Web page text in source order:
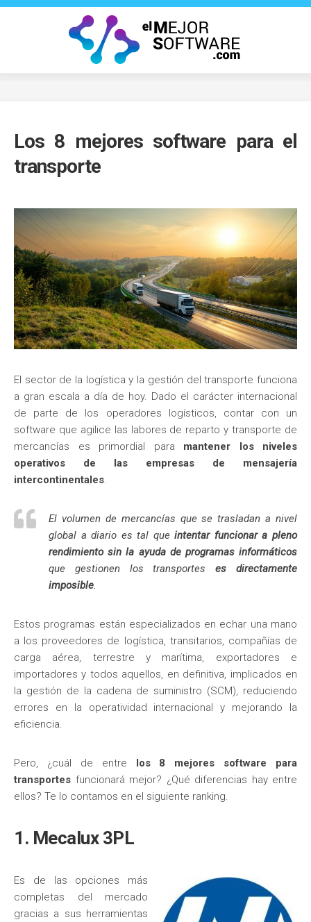
Saltar
Los 8 mejores software para el
transporte
El sector de la logística y la gestión del transporte funciona
a gran escala a día de hoy. Dado el carácter internacional
de parte de los operadores logísticos, contar con un
software que agilice las labores de reparto y transporte de
mercancías es primordial para mantener los niveles
operativos de las empresas de mensajería
intercontinentales.
El volumen de mercancías que se trasladan a nivel
global a diario es tal queintentar funcionar a pleno
rendimiento sin la ayuda de programas informáticos
que gestionen los transporteses directamente
imposible.
Estos programas están especializados en echar una mano
a los proveedores de logística, transitarios, compañías de
carga aérea, terrestre y marítima, exportadores e
importadores y todos aquellos, en definitiva, implicados en
la gestión de la cadena de suministro (SCM), reduciendo
errores en la operatividad internacional y mejorando la
eficiencia.
Pero, ¿cuál de entre los 8 mejores software para
transportes funcionará mejor? ¿Qué diferencias hay entre
ellos? Te lo contamos en el siguiente ranking.
1. Mecalux 3PL
Es de las opciones más
completas del mercado
gracias a sus herramientas